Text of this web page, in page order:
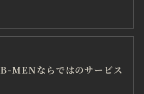
B-MENならではのサービス